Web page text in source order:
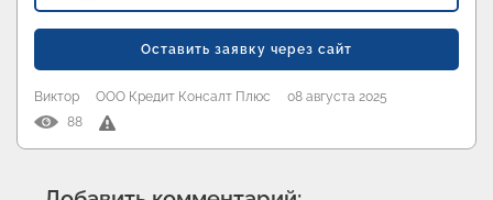
Оставить заявку через сайт
Виктор ООО Кредит Консалт Плюс
08 августа 2025
88